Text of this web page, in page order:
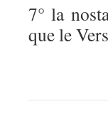
7° la
que le